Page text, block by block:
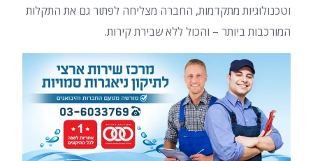
וטכנולוגיות מתקדמות, החברה מצליחה לפתור גם את התקלות
המורכבות ביותר – והכול ללא שבירת קירות.